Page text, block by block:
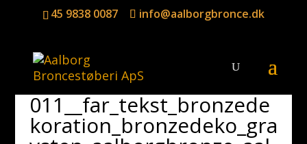
45 9838 0087 info@aalborgbronce.dk
011__far_tekst_bronzede
koration_bronzedeko_gra